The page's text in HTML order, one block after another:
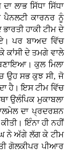
ਲਾਭ ਸਿੱਧਾ ਸਿੱਧਾ
ਪੈਨਲਟੀ ਕਾਰਨਰ ਨੂੰ
ਹਾਕੀ ਟੀਮ ਦੇ
ਪਰ ਬਾਅਦ ਵਿੱਚ
ਕਾਂਸੀ ਦੇ ਤਮਗੇ ਵਾਲੇ
ਕੁਲ ਮਿਲਾ
ਉਹ ਸਭ ਕੁਝ ਸੀ, ਜੋ
ਹੈ। ਇਸ ਟੀਮ ਵਿੱਚ
ਉਲੰਪਿਕ ਮੁਕਾਬਲਾ
ਦਾ ਪ੍ਰਦਰਸ਼ਨ
ਇੰਨਾ ਹੀ ਨਹੀਂ
ਨੇ ਅੱਗੇ ਲੱਗ ਕੇ ਟੀਮ
ਗੋਲਕੀਪਰ ਪੀਆਰ